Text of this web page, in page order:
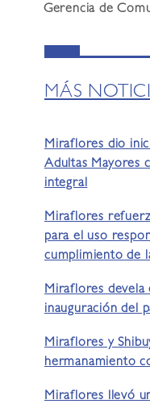
Gerencia de
MÁS
Miraflores dio
Adultas Mayores
integral
Miraflores
para el uso
cumplimiento de
Miraflores devela
inauguración del
Miraflores y
hermanamiento
Miraflores llevó